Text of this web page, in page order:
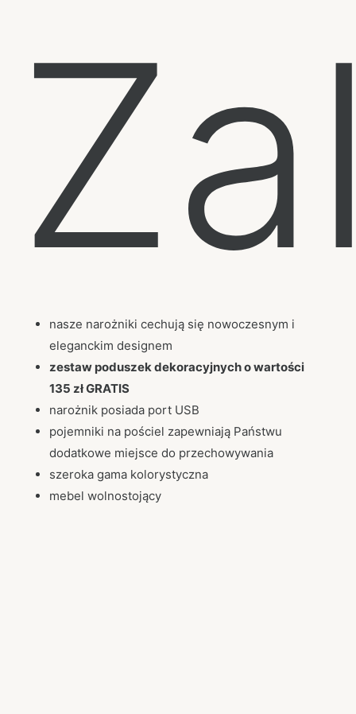
nasze narożniki cechują się nowoczesnym i
eleganckim designem
zestaw poduszek dekoracyjnych o wartości
135 zł GRATIS
narożnik posiada port USB
pojemniki na pościel zapewniają Państwu
dodatkowe miejsce do przechowywania
szeroka gama kolorystyczna
mebel wolnostojący